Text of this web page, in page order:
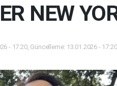
NEW
- 17:20, Güncelleme: 13.01.2026 - 17:20